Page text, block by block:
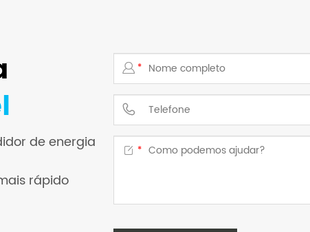
de energia
rápido
*

*